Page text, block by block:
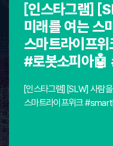
[인스타그램]
미래를 여는 스
스마트라이프
#로봇소피아🤖
[인스타그램] [SLW] 사람
스마트라이프위크